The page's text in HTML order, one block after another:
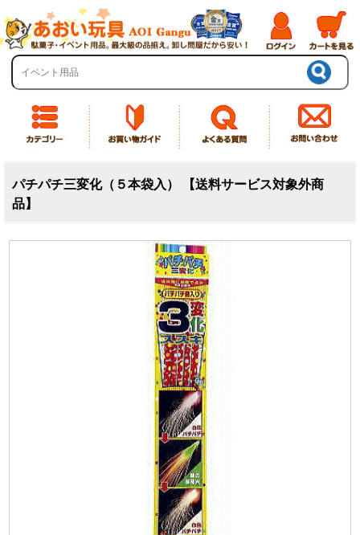
パチパチ三変化（５本袋入） 【送料サービス対象外商
品】